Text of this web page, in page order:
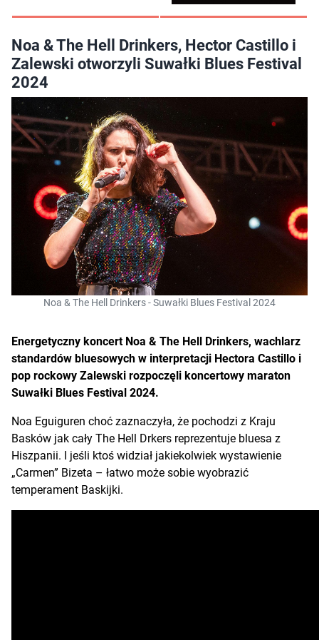
Noa & The Hell Drinkers, Hector Castillo i
Zalewski otworzyli Suwałki Blues Festival
2024
Noa & The Hell Drinkers - Suwałki Blues Festival 2024
Energetyczny koncert Noa & The Hell Drinkers, wachlarz
standardów bluesowych w interpretacji Hectora Castillo i
pop rockowy Zalewski rozpoczęli koncertowy maraton
Suwałki Blues Festival 2024.
Noa Eguiguren choć zaznaczyła, że pochodzi z Kraju
Basków jak cały The Hell Drkers reprezentuje bluesa z
Hiszpanii. I jeśli ktoś widział jakiekolwiek wystawienie
„Carmen” Bizeta – łatwo może sobie wyobrazić
temperament Baskijki.